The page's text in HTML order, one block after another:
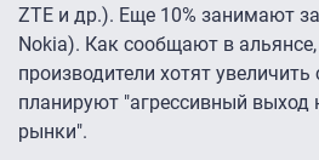
ZTE и др.). Еще 10% занимают
Nokia). Как сообщают в
производители хотят
планируют "агрессивный выход
рынки".